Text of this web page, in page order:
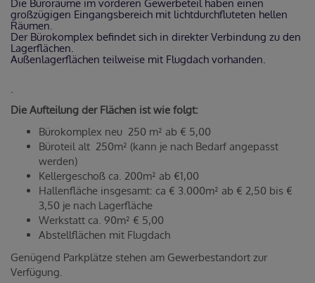
Die Büroräume im vorderen Gewerbeteil haben einen
großzügigen Eingangsbereich mit lichtdurchfluteten hellen
Räumen.
Der Bürokomplex befindet sich in direkter Verbindung zu den
Lagerflächen.
Außenlagerflächen teilweise mit Flugdach vorhanden.
.
Die Aufteilung der Flächen ist wie folgt:
Bürokomplex neu 250 m² ab € 5,00
Büroteil alt 250m² (kann je nach Bedarf angepasst
werden)
Kellergeschoß ca. 200m² ab €1,00
Hallenfläche insgesamt: ca € 3.000m² ab € 2,50 bis €
3,50 je nach Lagerfläche
Werkstatt ca. 90m² € 5,00
Abstellflächen mit Flugdach
Genügend Parkplätze stehen am Gewerbestandort zur
Verfügung.